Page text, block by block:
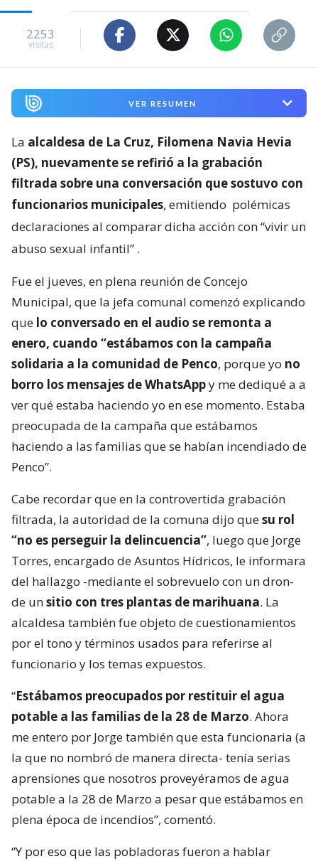
2253
visitas
VER RESUMEN
La alcaldesa de La Cruz, Filomena Navia Hevia
(PS), nuevamente se refirió a la grabación
filtrada sobre una conversación que sostuvo con
funcionarios municipales, emitiendo polémicas
declaraciones al comparar dicha acción con “vivir un
abuso sexual infantil” .
Fue el jueves, en plena reunión de Concejo
Municipal, que la jefa comunal comenzó explicando
que lo conversado en el audio se remonta a
enero, cuando “estábamos con la campaña
solidaria a la comunidad de Penco, porque yo no
borro los mensajes de WhatsAppy me dediqué a a
ver qué estaba haciendo yo en ese momento. Estaba
preocupada de la campaña que estábamos
haciendo a las familias que se habían incendiado de
Penco”.
Cabe recordar que en la controvertida grabación
filtrada, la autoridad de la comuna dijo quesu rol
“no es perseguir la delincuencia”, luego que Jorge
Torres, encargado de Asuntos Hídricos, le informara
del hallazgo -mediante el sobrevuelo con un dron-
de unsitio con tres plantas de marihuana. La
alcaldesa también fue objeto de cuestionamientos
por el tono y términos usados para referirse al
funcionario y los temas expuestos.
“Estábamos preocupados por restituir el agua
potable a las familias de la 28 de Marzo. Ahora
me entero por Jorge también que esta funcionaria (a
la que no nombró de manera directa- tenía serias
aprensiones que nosotros proveyéramos de agua
potable a la 28 de Marzo a pesar que estábamos en
plena época de incendios”, comentó.
“Y por eso que las pobladoras fueron a hablar